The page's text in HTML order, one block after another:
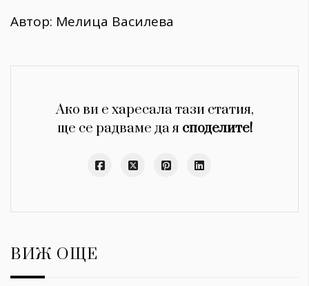
Автор: Мелица Василева
Ако ви е харесала тази статия,
ще се радваме да я споделите!
ВИЖ ОЩЕ